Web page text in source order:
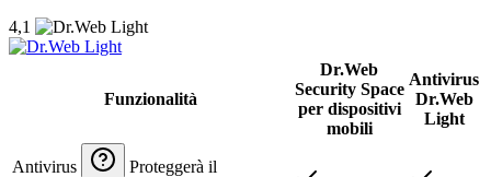
4,1
Funzionalità
Dr.Web
Security Space
per dispositivi
mobili
Antivirus
Dr.Web
Light
Antivirus
Proteggerà il